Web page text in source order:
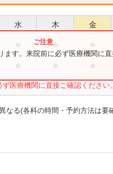
水 木 金
●
医療機関に直接ご確認ください。
す。来院前に必ず医療機関に直
なる(各科の時間・予約方法は要